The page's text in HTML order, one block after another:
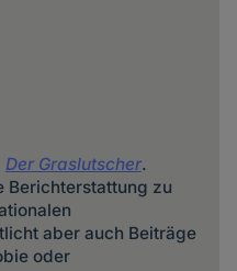
Der Graslutscher.
Berichterstattung zu
aber auch Beiträge
oder